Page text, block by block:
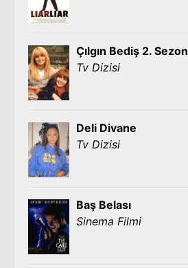
Çılgın Bediş 2. Sezon
Tv Dizisi
Deli Divane
Tv Dizisi
Baş Belası
Sinema Filmi